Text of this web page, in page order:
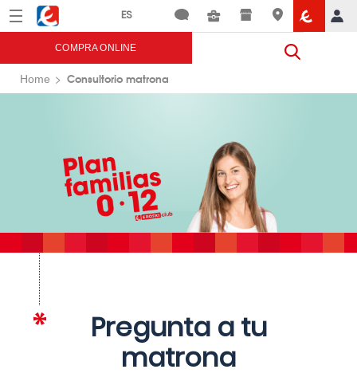
Menú Eroski
COMPRA ONLINE
Home Consultorio matrona
Pregunta a tu
matrona